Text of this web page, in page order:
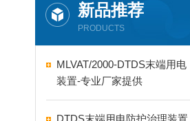
新品推荐
PRODUCTS
MLVAT/2000-DTDS末端用电
装置-专业厂家提供
DTDS末端用电防护治理装置